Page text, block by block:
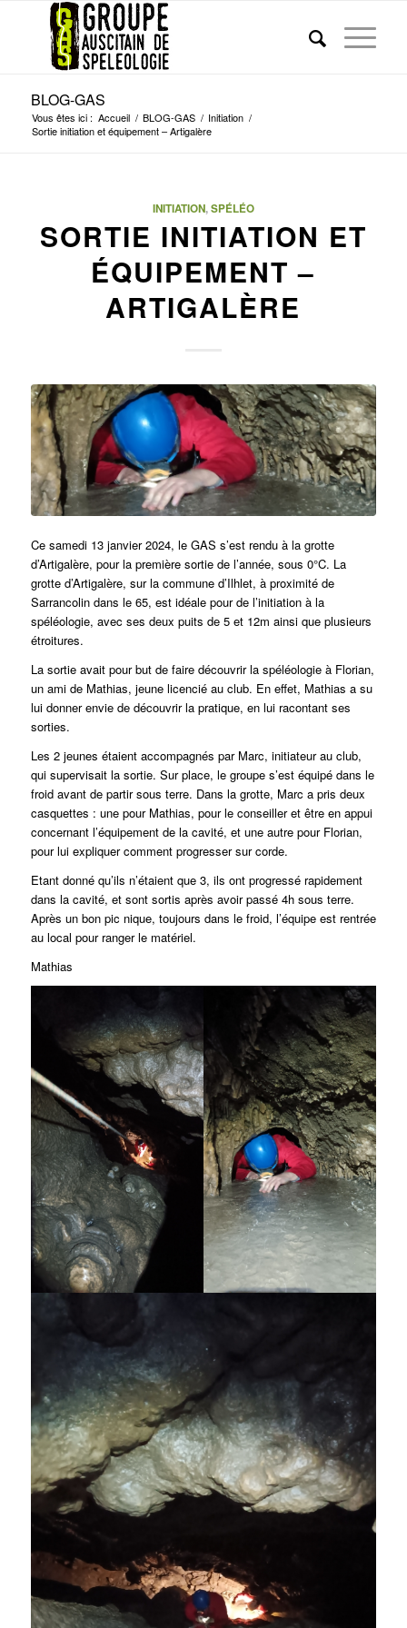
BLOG-GAS
Vous êtes ici : Accueil / BLOG-GAS / Initiation /
Sortie initiation et équipement – Artigalère
INITIATION,SPÉLÉO
SORTIE INITIATION ET
ÉQUIPEMENT –
ARTIGALÈRE
Ce samedi 13 janvier 2024, le GAS s’est rendu à la grotte
d’Artigalère, pour la première sortie de l’année, sous 0°C. La
grotte d’Artigalère, sur la commune d’Ilhlet, à proximité de
Sarrancolin dans le 65, est idéale pour de l’initiation à la
spéléologie, avec ses deux puits de 5 et 12m ainsi que plusieurs
étroitures.
La sortie avait pour but de faire découvrir la spéléologie à Florian,
un ami de Mathias, jeune licencié au club. En effet, Mathias a su
lui donner envie de découvrir la pratique, en lui racontant ses
sorties.
Les 2 jeunes étaient accompagnés par Marc, initiateur au club,
qui supervisait la sortie. Sur place, le groupe s’est équipé dans le
froid avant de partir sous terre. Dans la grotte, Marc a pris deux
casquettes : une pour Mathias, pour le conseiller et être en appui
concernant l’équipement de la cavité, et une autre pour Florian,
pour lui expliquer comment progresser sur corde.
Etant donné qu’ils n’étaient que 3, ils ont progressé rapidement
dans la cavité, et sont sortis après avoir passé 4h sous terre.
Après un bon pic nique, toujours dans le froid, l’équipe est rentrée
au local pour ranger le matériel.
Mathias